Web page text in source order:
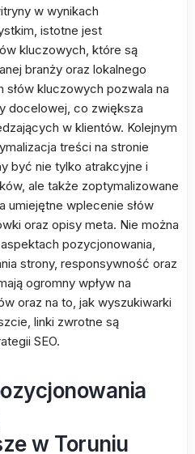
w wynikach
istotne jest
kluczowych, które są
branży oraz lokalnego
kluczowych pozwala na
docelowej, co zwiększa
w klientów. Kolejnym
treści na stronie
być nie tylko atrakcyjne i
ale także zoptymalizowane
umiejętne wplecenie słów
oraz opisy meta. Nie można
pozycjonowania,
strony, responsywność oraz
ogromny wpływ na
oraz na to, jak wyszukiwarki
linki zwrotne są
SEO.
w Toruniu